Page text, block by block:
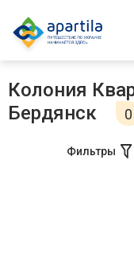
Колония
Бердянск
0
Фильтры